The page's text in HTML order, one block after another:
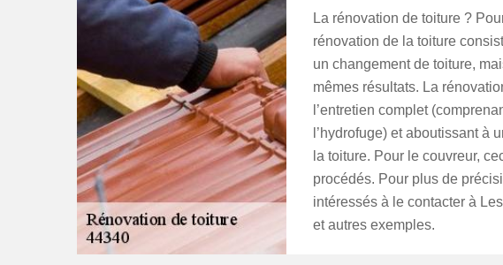
La rénovation de toiture ?
rénovation de la toiture
un changement de toiture,
mêmes résultats. La
l’entretien complet
l’hydrofuge) et aboutissant à
la toiture. Pour le couvreur,
procédés. Pour plus de
intéressés à le contacter à
et autres exemples.